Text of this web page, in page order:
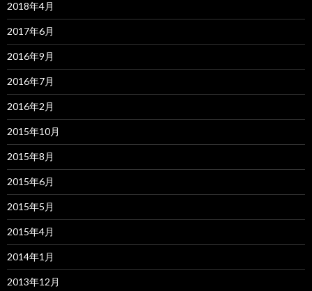
2018年4月
2017年6月
2016年9月
2016年7月
2016年2月
2015年10月
2015年8月
2015年6月
2015年5月
2015年4月
2014年1月
2013年12月